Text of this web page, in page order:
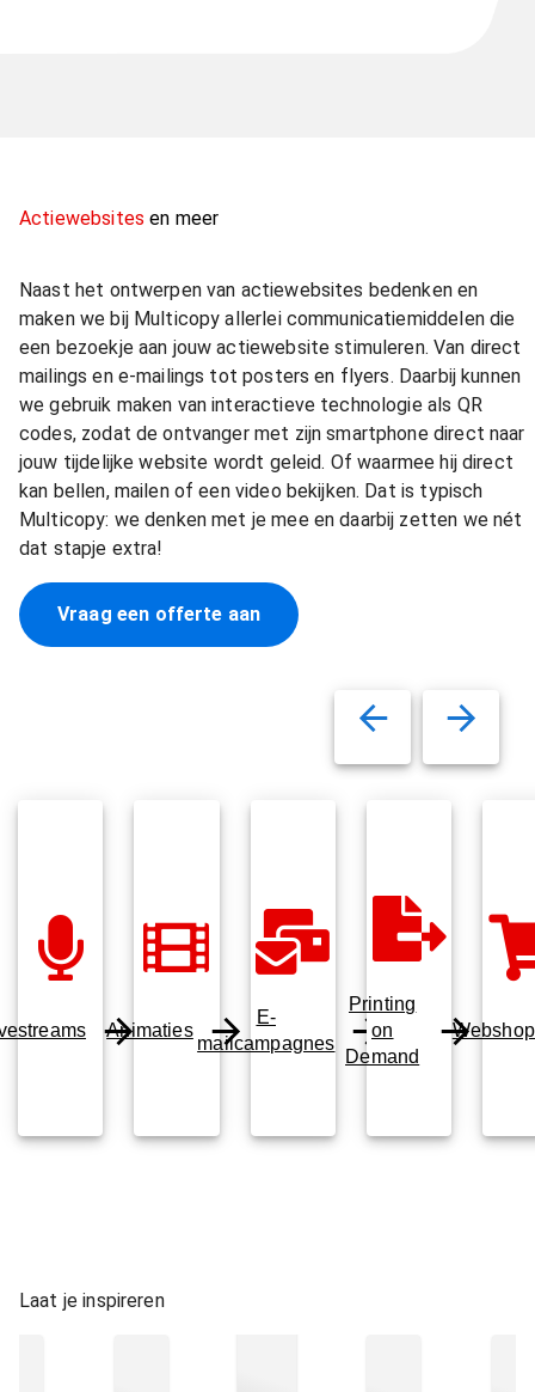
Actiewebsites en meer
Naast het ontwerpen van actiewebsites bedenken en
maken we bij Multicopy allerlei communicatiemiddelen die
een bezoekje aan jouw actiewebsite stimuleren. Van direct
mailings en e-mailings tot posters en flyers. Daarbij kunnen
we gebruik maken van interactieve technologie als QR
codes, zodat de ontvanger met zijn smartphone direct naar
jouw tijdelijke website wordt geleid. Of waarmee hij direct
kan bellen, mailen of een video bekijken. Dat is typisch
Multicopy: we denken met je mee en daarbij zetten we nét
dat stapje extra!
Vraag een offerte aan
Animaties
E-
mailcampagnes
Printing
on
Demand
Laat je inspireren